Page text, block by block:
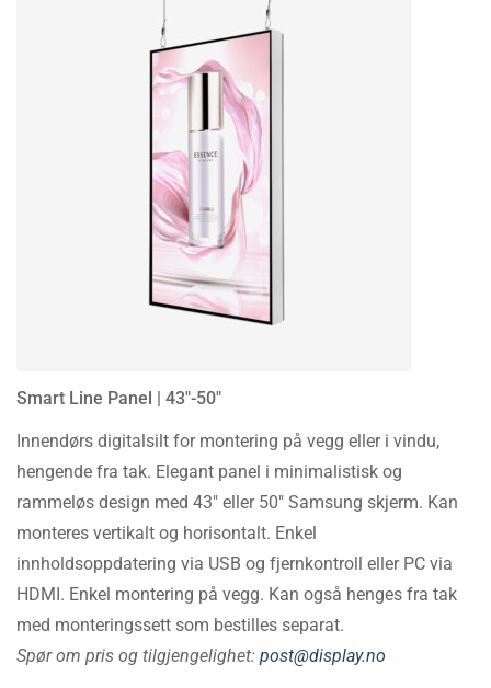
Smart Line Panel | 43″-50″
Innendørs digitalsilt for montering på vegg eller i vindu,
hengende fra tak. Elegant panel i minimalistisk og
rammeløs design med 43″ eller 50″ Samsung skjerm. Kan
monteres vertikalt og horisontalt. Enkel
innholdsoppdatering via USB og fjernkontroll eller PC via
HDMI. Enkel montering på vegg. Kan også henges fra tak
med monteringssett som bestilles separat.
Spør om pris og tilgjengelighet: post@display.no